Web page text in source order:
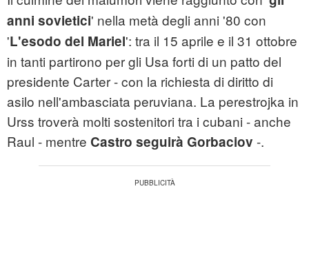
anni sovietici' nella metà degli anni '80 con
'L'esodo del Mariel': tra il 15 aprile e il 31 ottobre
in tanti partirono per gli Usa forti di un patto del
presidente Carter - con la richiesta di diritto di
asilo nell'ambasciata peruviana. La perestrojka in
Urss troverà molti sostenitori tra i cubani - anche
Raul - mentre Castro seguirà Gorbaciov -.